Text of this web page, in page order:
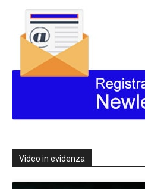
Video in evidenza